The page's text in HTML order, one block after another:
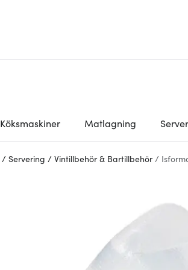
Köksmaskiner Matlagning
/ Servering / Vintillbehör & Bartillbehör /